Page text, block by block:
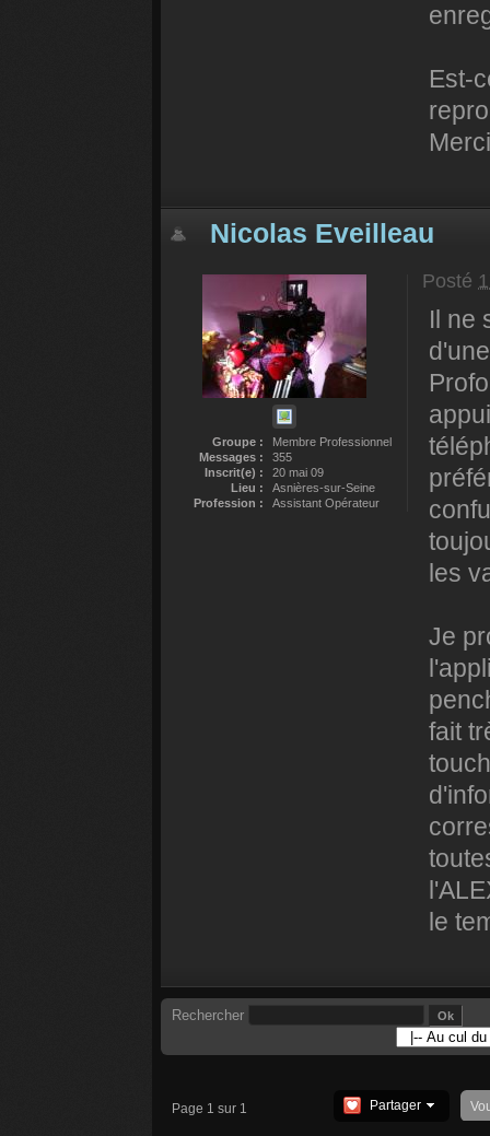
Est-
Nicolas Eveilleau
Groupe :
Membre Professionnel
Messages :
355
Inscrit(e) :
20 mai 09
Lieu :
Asnières-sur-Seine
Profession :
Assistant Opérateur
Posté
Il ne
les
Je
fait
le
Rechercher
Page 1 sur 1 Partager